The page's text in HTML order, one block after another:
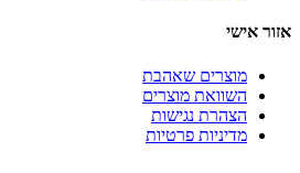
אזור אישי
מוצרים שאהבת
השוואת מוצרים
הצהרת נגישות
מדיניות פרטיות